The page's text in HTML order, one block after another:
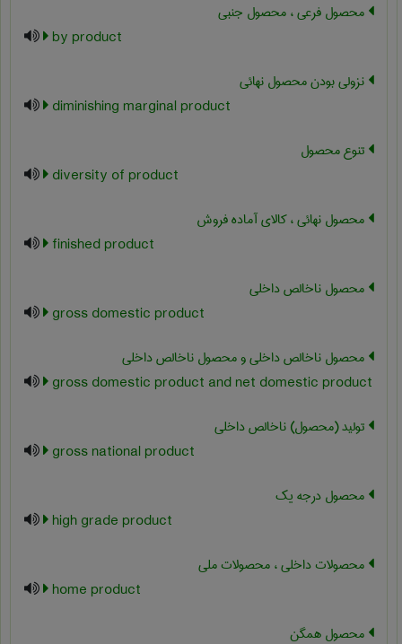
محصول فرعی ، محصول جنبی
by product
نزولی بودن محصول نهائی
diminishing marginal product
تنوع محصول
diversity of product
محصول نهائی ، کالای آماده فروش
finished product
محصول ناخالص داخلی
gross domestic product
محصول ناخالص داخلی و محصول ناخالص داخلی
gross domestic product and net domestic product
تولید (محصول) ناخالص داخلی
gross national product
محصول درجه یک
high grade product
محصولات داخلی ، محصولات ملی
home product
محصول همگن